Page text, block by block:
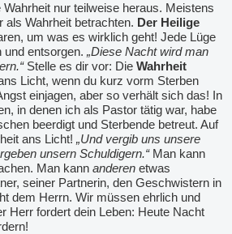
nur teilweise heraus. Meistens
als Wahrheit betrachten. Der Heilige
um was es wirklich geht! Jede Lüge
und entsorgen. „Diese Nacht wird man
Stelle es dir vor: Die Wahrheit
Licht, wenn du kurz vorm Sterben
einjagen, aber so verhält sich das! In
in denen ich als Pastor tätig war, habe
beerdigt und Sterbende betreut. Auf
ans Licht! „Und vergib uns unsere
unsern Schuldigern.“ Man kann
Man kann anderen etwas
seiner Partnerin, den Geschwistern in
dem Herrn. Wir müssen ehrlich und
Herr fordert dein Leben: Heute Nacht